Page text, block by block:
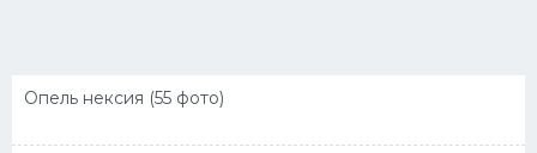
Опель нексия (55 фото)